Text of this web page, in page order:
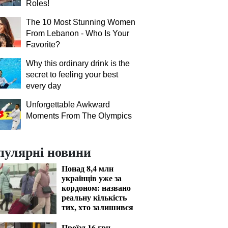
Roles!
The 10 Most Stunning Women
From Lebanon - Who Is Your
Favorite?
Why this ordinary drink is the
secret to feeling your best
every day
Unforgettable Awkward
Moments From The Olympics
новини
Понад 8,4 млн
українців уже за
кордоном: названо
реальну кількість
тих, хто залишився